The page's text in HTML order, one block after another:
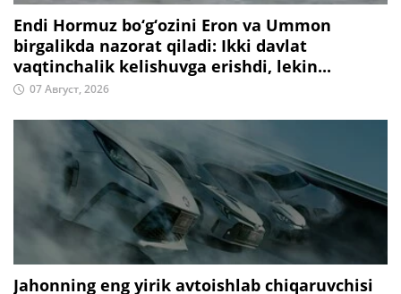
Endi Hormuz bo‘g‘ozini Eron va Ummon
birgalikda nazorat qiladi: Ikki davlat
vaqtinchalik kelishuvga erishdi, lekin...
07 Август, 2026
Jahonning eng yirik avtoishlab chiqaruvchisi